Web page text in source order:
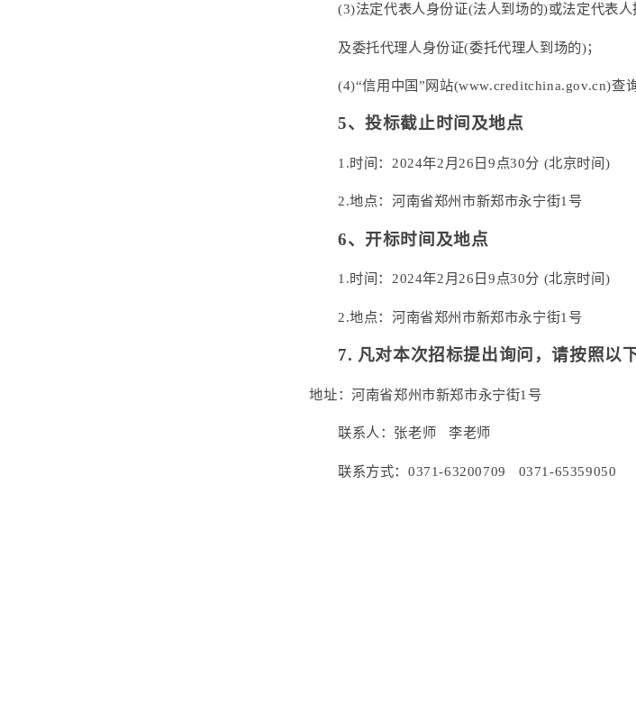
(3)法定代表人身份证(法人到场的)或法定代表
及委托代理人身份证(委托代理人到场的)；
(4)“信用中国”网站(www.creditchina.gov.cn)查
5、投标截止时间及地点
1.时间：2024年2月26日9点30分 (北京时间)
2.地点：河南省郑州市新郑市永宁街1号
6、开标时间及地点
1.时间：2024年2月26日9点30分 (北京时间)
2.地点：河南省郑州市新郑市永宁街1号
7. 凡对本次招标提出询问，请按照以
地址：河南省郑州市新郑市永宁街1号
联系人：张老师 李老师
联系方式：0371-63200709 0371-65359050